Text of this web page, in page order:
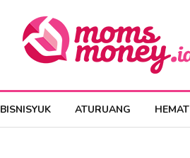
BISNISYUK ATURUANG HEMAT